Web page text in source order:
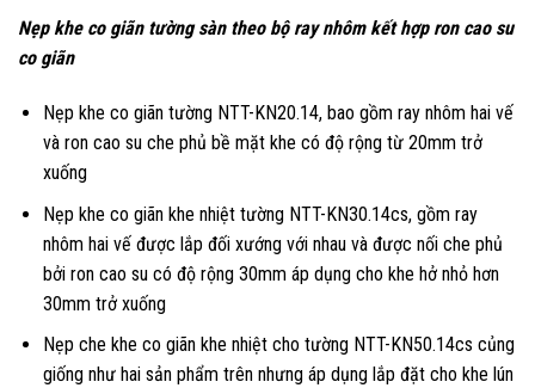
Nẹp khe co giãn tường sàn theo bộ ray nhôm kết hợp ron cao su
co giãn
Nẹp khe co giãn tường NTT-KN20.14, bao gồm ray nhôm hai vế
và ron cao su che phủ bề mặt khe có độ rộng từ 20mm trở
xuống
Nẹp khe co giãn khe nhiệt tường NTT-KN30.14cs, gồm ray
nhôm hai vế được lắp đối xướng với nhau và được nối che phủ
bởi ron cao su có độ rộng 30mm áp dụng cho khe hở nhỏ hơn
30mm trở xuống
Nẹp che khe co giãn khe nhiệt cho tường NTT-KN50.14cs củng
giống như hai sản phẩm trên nhưng áp dụng lắp đặt cho khe lún